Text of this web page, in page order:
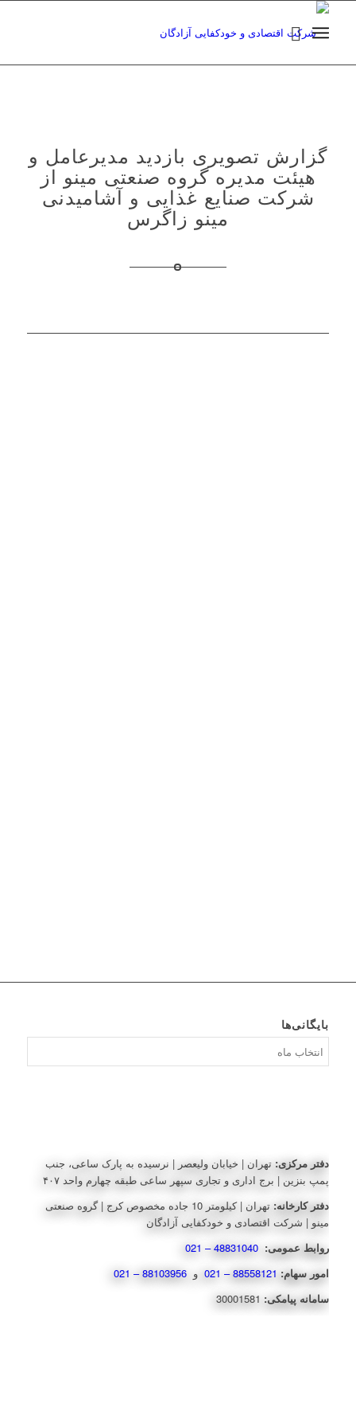
گزارش تصویری بازدید مدیرعامل و
هیئت مدیره گروه صنعتی مینو از
شرکت صنایع غذایی و آشامیدنی
مینو زاگرس
بایگانی‌ها
دفتر مرکزی: تهران | خیابان ولیعصر | نرسیده به پارک ساعی، جنب
پمپ بنزین | برج اداری و تجاری سپهر ساعی طبقه چهارم واحد ۴۰۷
دفتر کارخانه:
تهران | کیلومتر 10 جاده مخصوص کرج | گروه صنعتی
مینو | شرکت اقتصادی و خودکفایی آزادگان
روابط عمومی:
امور سهام: 88558121 – 021 و
سامانه پیامکی: